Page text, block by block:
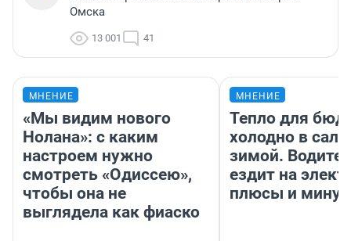
Омска
13 001 41
МНЕНИЕ
«Мы видим нового
Нолана»: с каким
настроем нужно
смотреть «Одиссею»,
чтобы она не
выглядела как фиаско
МНЕНИЕ
Тепло для
холодно в
зимой.
ездит на
плюсы и